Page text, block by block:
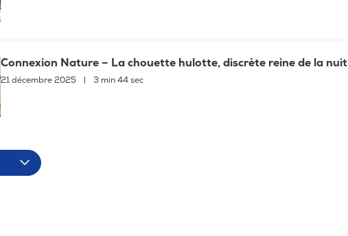
Connexion Nature – La chouette hulotte, discrète reine de la nuit
21 décembre 2025 | 3 min 44 sec